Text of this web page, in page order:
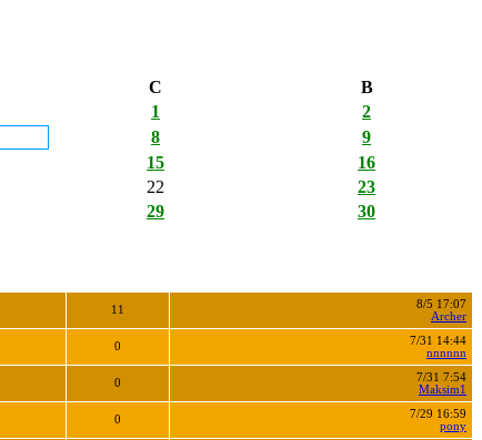
С
В
1
2
8
9
15
16
22
23
29
30
11
8/5 17:07
Archer
0
7/31 14:44
nnnnnn
0
7/31 7:54
Maksim1
0
7/29 16:59
pony